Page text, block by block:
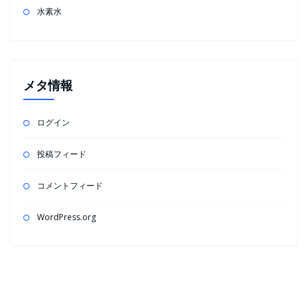
水素水
メタ情報
ログイン
投稿フィード
コメントフィード
WordPress.org